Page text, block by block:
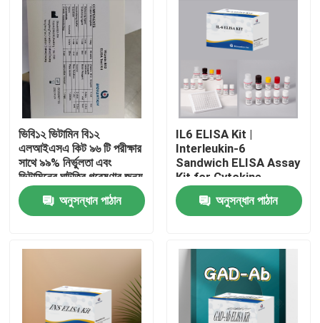
আমাদের সম্পর্কে
ভিবি১২ ভিটামিন বি১২
এলআইএসএ কিট ৯৬ টি পরীক্ষার
সাথে ৯৯% নির্ভুলতা এবং
ভিটামিনের ঘাটতির গবেষণার জন্য
১ ঘন্টা পরীক্ষার সময়
অনুসন্ধান পাঠান
IL6 ELISA Kit |
Interleukin-6
Sandwich ELISA Assay
Kit for Cytokine
Quantitative Detection
in Biological Samples,
Serum, Plasma, Cell
অনুসন্ধান পাঠান